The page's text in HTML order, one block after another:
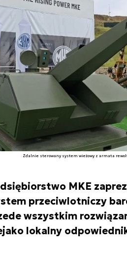
Zdalnie sterowany system wieżowy z armata
MKE
przeciwlotniczy
wszystkim
lokalny